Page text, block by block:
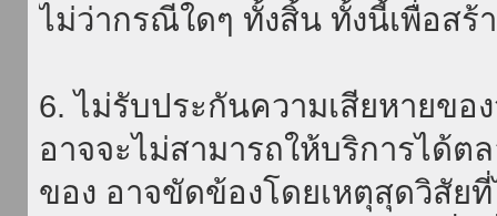
ไม่ว่ากรณีใดๆ ทั้งสิ้น ทั้งนี้เพื่อสร้
6. ไม่รับประกันความเสียหายขอ
อาจจะไม่สามารถให้บริการได้ต
ของ อาจขัดข้องโดยเหตุสุดวิสัย